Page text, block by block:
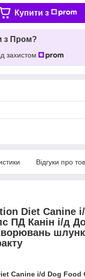
Купити з
з Пром?
захистом
Відгуки про
Diet Canine
ПД Канін і/д
Canine i/d Dog Food